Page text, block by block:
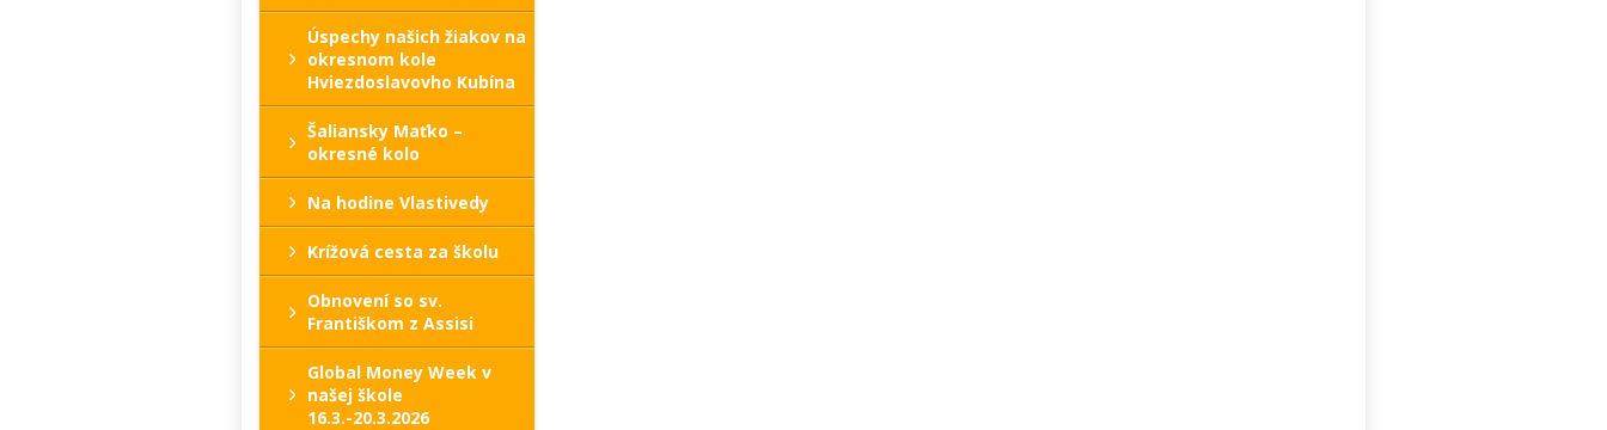
Úspechy našich žiakov na
okresnom kole
Hviezdoslavovho Kubína
Šaliansky Maťko –
okresné kolo
Na hodine Vlastivedy
Krížová cesta za školu
Obnovení so sv.
Františkom z Assisi
Global Money Week v
našej škole
16.3.-20.3.2026